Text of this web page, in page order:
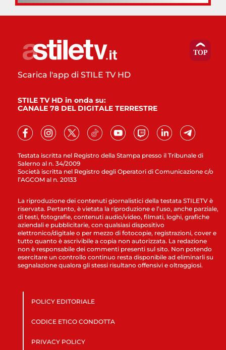
Testata iscritta nel Registro della Stampa presso il Tribunale di
Salerno al n. 34/2009
Società iscritta nel Registro degli Operatori di Comunicazione c/o
l’AGCOM al n. 20133
Scarica l'app di STILE TV HD
STILE TV HD in onda su:
CANALE 78 DEL DIGITALE TERRESTRE
La riproduzione dei contenuti giornalistici della testata STILETV è
riservata. Pertanto, è vietata la riproduzione e l’uso, anche parziale,
di testi, fotografie, contenuti audio/video, filmati, loghi, grafiche
aziendali e pubblicitarie, con qualsiasi dispositivo
elettronico/digitale o per mezzo di fotocopie, registrazioni, cover e
tutto quanto è ascrivibile a copia non autorizzata. La redazione
non è responsabile dei commenti presenti sul sito. Non potendo
esercitare un controllo continuo resta disponibile ad eliminarli su
segnalazione qualora gli stessi risultano offensivi e oltraggiosi.
POLICY EDITORIALE
CODICE ETICO CONDOTTA
PRIVACY POLICY